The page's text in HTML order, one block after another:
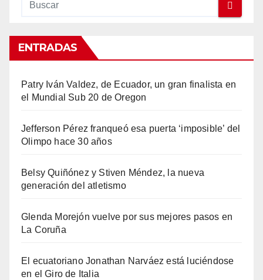
ENTRADAS
Patry Iván Valdez, de Ecuador, un gran finalista en
el Mundial Sub 20 de Oregon
Jefferson Pérez franqueó esa puerta ‘imposible’ del
Olimpo hace 30 años
Belsy Quiñónez y Stiven Méndez, la nueva
generación del atletismo
Glenda Morejón vuelve por sus mejores pasos en
La Coruña
El ecuatoriano Jonathan Narváez está luciéndose
en el Giro de Italia